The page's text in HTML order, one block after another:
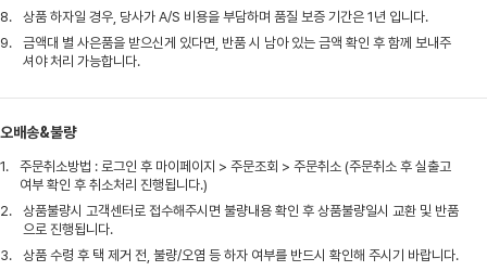
8.
상품 하자일 경우, 당사가 A/S 비용을 부담하며 품질 보증 기간은 1년 입니다.
9.
금액대 별 사은품을 받으신게 있다면, 반품 시 남아 있는 금액 확인 후 함께 보내주
셔야 처리 가능합니다.
오배송&불량
1.
주문취소방법 : 로그인 후 마이페이지 > 주문조회 > 주문취소 (주문취소 후 실출고
여부 확인 후 취소처리 진행됩니다.)
2.
상품불량시 고객센터로 접수해주시면 불량내용 확인 후 상품불량일시 교환 및 반품
으로 진행됩니다.
3.
상품 수령 후 택 제거 전, 불량/오염 등 하자 여부를 반드시 확인해 주시기 바랍니다.